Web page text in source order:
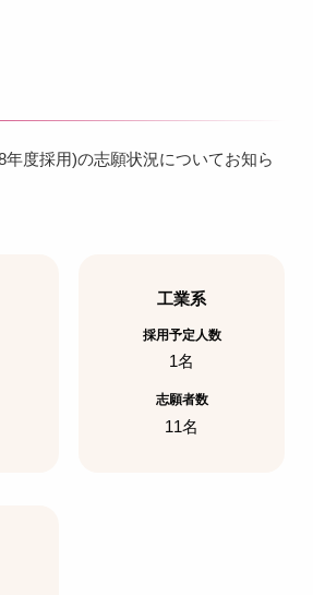
度採用)の志願状況についてお知ら
工業系
採用予定人数
1名
志願者数
11名